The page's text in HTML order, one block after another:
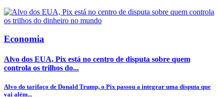
Economia
Alvo dos EUA, Pix está no centro de disputa sobre quem
controla os trilhos do...
Alvo do tarifaço de Donald Trump, o Pix passou a integrar uma disputa que
vai além...